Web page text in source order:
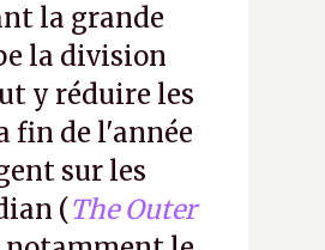
la grande
la division
y réduire les
fin de l'année
sur les
(The Outer